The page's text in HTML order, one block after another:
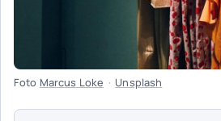
Foto Marcus Loke · Unsplash